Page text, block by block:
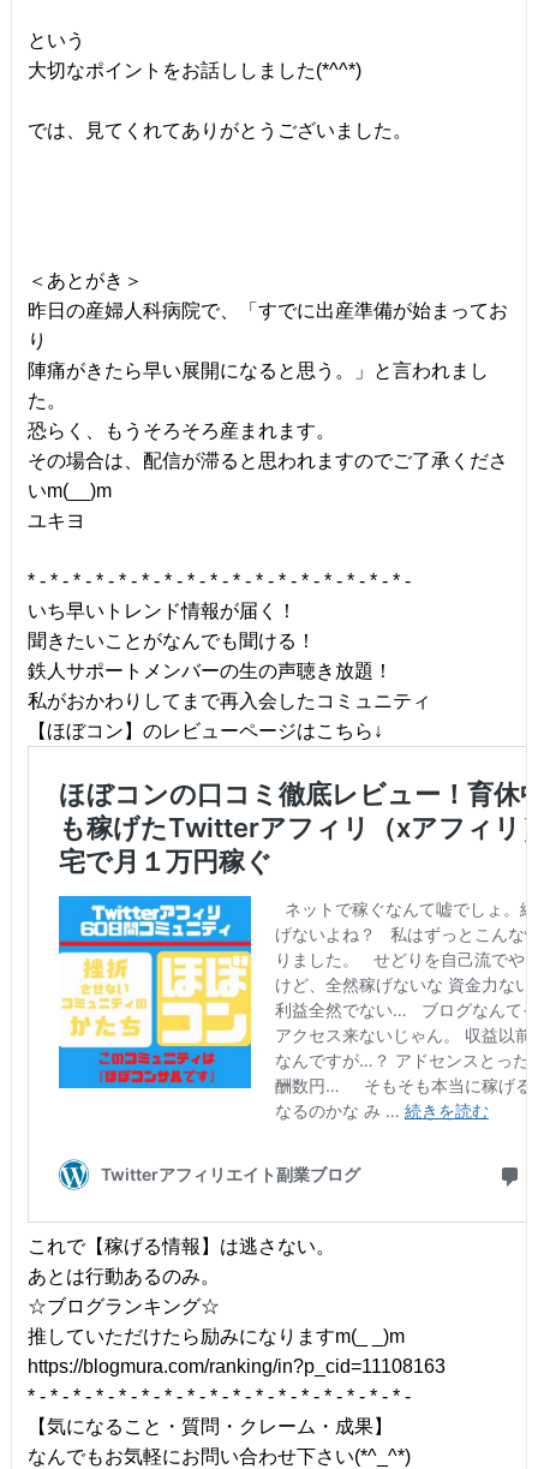
という
大切なポイントをお話ししました(*^^*)
では、見てくれてありがとうございました。
＜あとがき＞
昨日の産婦人科病院で、「すでに出産準備が始まってお
り
陣痛がきたら早い展開になると思う。」と言われまし
た。
恐らく、もうそろそろ産まれます。
その場合は、配信が滞ると思われますのでご了承くださ
いm(__)m
ユキヨ
* - * - * - * - * - * - * - * - * - * - * - * - * - * - * - * - * -
いち早いトレンド情報が届く！
聞きたいことがなんでも聞ける！
鉄人サポートメンバーの生の声聴き放題！
私がおかわりしてまで再入会したコミュニティ
【ほぼコン】のレビューページはこちら↓
これで【稼げる情報】は逃さない。
あとは行動あるのみ。
☆ブログランキング☆
推していただけたら励みになりますm(_ _)m
https://blogmura.com/ranking/in?p_cid=11108163
* - * - * - * - * - * - * - * - * - * - * - * - * - * - * - * - * -
【気になること・質問・クレーム・成果】
なんでもお気軽にお問い合わせ下さい(*^_^*)